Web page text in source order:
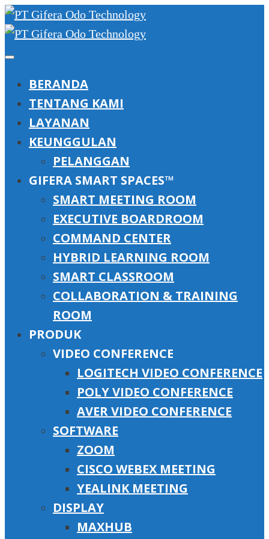
BERANDA
TENTANG KAMI
LAYANAN
KEUNGGULAN
PELANGGAN
GIFERA SMART SPACES™
SMART MEETING ROOM
EXECUTIVE BOARDROOM
COMMAND CENTER
HYBRID LEARNING ROOM
SMART CLASSROOM
COLLABORATION & TRAINING
ROOM
PRODUK
VIDEO CONFERENCE
LOGITECH VIDEO CONFERENCE
POLY VIDEO CONFERENCE
AVER VIDEO CONFERENCE
SOFTWARE
ZOOM
CISCO WEBEX MEETING
YEALINK MEETING
DISPLAY
MAXHUB